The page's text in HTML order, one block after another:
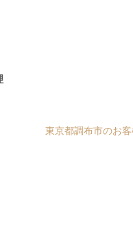
東京都調布市のお